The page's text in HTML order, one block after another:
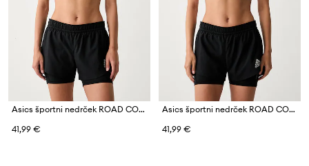
Asics športni nedrček ROAD COMPRESSION BRA
41,99 €
Asics športni nedrček ROAD COMPRESSION BRA
41,99 €